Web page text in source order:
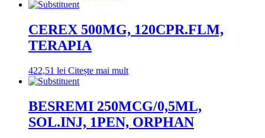
CEREX 500MG, 120CPR.FLM,
TERAPIA
422,51 lei Citește mai mult
BESREMI 250MCG/0,5ML,
SOL.INJ, 1PEN, ORPHAN